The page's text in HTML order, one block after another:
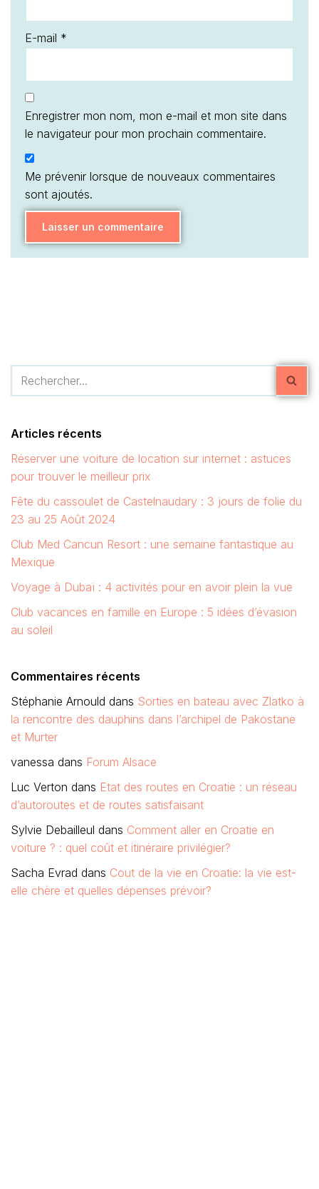
E-mail *
Enregistrer mon nom, mon e-mail et mon site dans
le navigateur pour mon prochain commentaire.
Me prévenir lorsque de nouveaux commentaires
sont ajoutés.
Articles récents
Réserver une voiture de location sur internet : astuces
pour trouver le meilleur prix
Fête du cassoulet de Castelnaudary : 3 jours de folie du
23 au 25 Août 2024
Club Med Cancun Resort : une semaine fantastique au
Mexique
Voyage à Dubaï : 4 activités pour en avoir plein la vue
Club vacances en famille en Europe : 5 idées d’évasion
au soleil
Commentaires récents
Stéphanie Arnould dans Sorties en bateau avec Zlatko à
la rencontre des dauphins dans l’archipel de Pakostane
et Murter
vanessa dans Forum Alsace
Luc Verton dans Etat des routes en Croatie : un réseau
d’autoroutes et de routes satisfaisant
Sylvie Debailleul dans Comment aller en Croatie en
voiture ? : quel coût et itinéraire privilégier?
Sacha Evrad dans Cout de la vie en Croatie: la vie est-
elle chère et quelles dépenses prévoir?